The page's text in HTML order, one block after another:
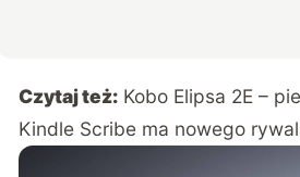
Czytaj też: Kobo Elipsa 2E –
Kindle Scribe ma nowego